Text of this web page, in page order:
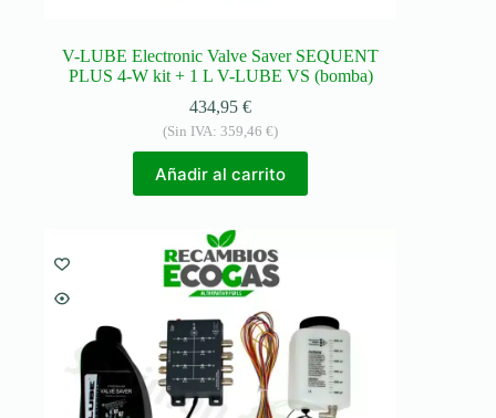
V-LUBE Electronic Valve Saver SEQUENT
PLUS 4-W kit + 1 L V-LUBE VS (bomba)
434,95€
(Sin IVA:359,46€)
Añadir al carrito